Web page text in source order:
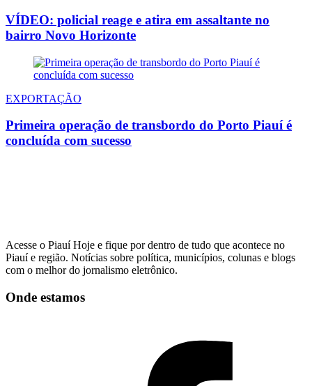
VÍDEO: policial reage e atira em assaltante no
bairro Novo Horizonte
EXPORTAÇÃO
Primeira operação de transbordo do Porto Piauí é
concluída com sucesso
Acesse o Piauí Hoje e fique por dentro de tudo que acontece no
Piauí e região. Notícias sobre política, municípios, colunas e blogs
com o melhor do jornalismo eletrônico.
Onde estamos